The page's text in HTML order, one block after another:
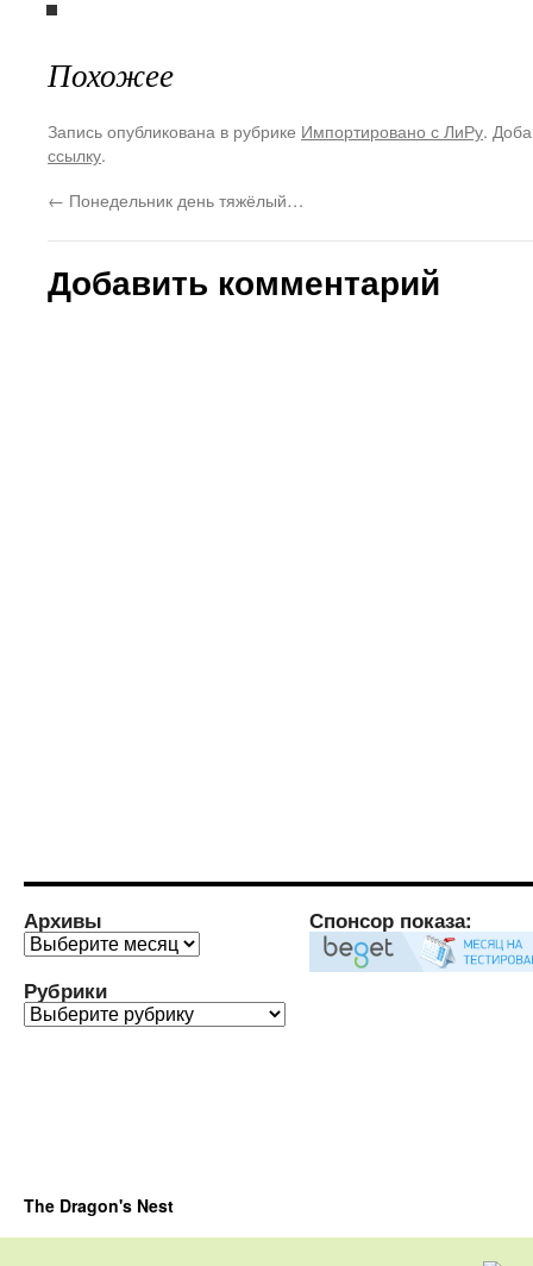
Похожее
Запись опубликована в рубрике Импортировано с ЛиРу.
ссылку.
← Понедельник день тяжёлый…
Добавить комментарий
Архивы
Архивы
Рубрики
Рубрики
Спонсор показа:
The Dragon's Nest